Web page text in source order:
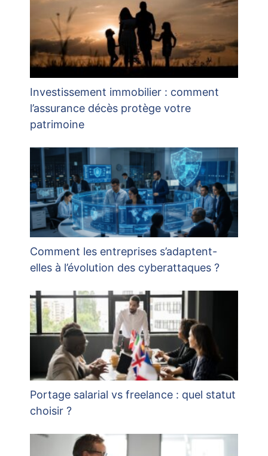
Investissement immobilier : comment
l’assurance décès protège votre
patrimoine
Comment les entreprises s’adaptent-
elles à l’évolution des cyberattaques ?
Portage salarial vs freelance : quel statut
choisir ?